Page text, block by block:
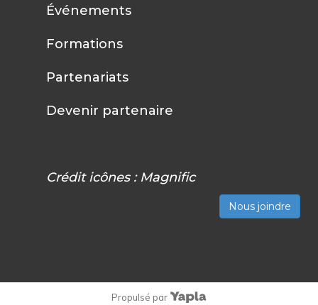
Événements
Formations
Partenariats
Devenir partenaire
Crédit icônes : Magnific
Nous joindre
Propulsé par